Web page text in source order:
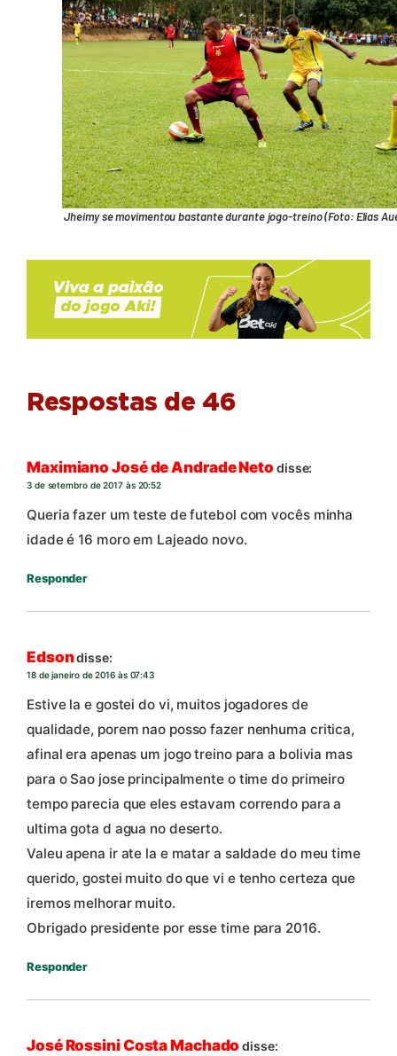
Jheimy se movimentou bastante durante jogo-treino (Foto: Elias
Respostas de 46
Maximiano José de Andrade Neto disse:
3 de setembro de 2017 às 20:52
Queria fazer um teste de futebol com vocês minha
idade é 16 moro em Lajeado novo.
Responder
Edsondisse:
18 de janeiro de 2016 às 07:43
Estive la e gostei do vi, muitos jogadores de
qualidade, porem nao posso fazer nenhuma critica,
afinal era apenas um jogo treino para a bolivia mas
para o Sao jose principalmente o time do primeiro
tempo parecia que eles estavam correndo para a
ultima gota d agua no deserto.
Valeu apena ir ate la e matar a saldade do meu time
querido, gostei muito do que vi e tenho certeza que
iremos melhorar muito.
Obrigado presidente por esse time para 2016.
Responder
José Rossini Costa Machado disse: